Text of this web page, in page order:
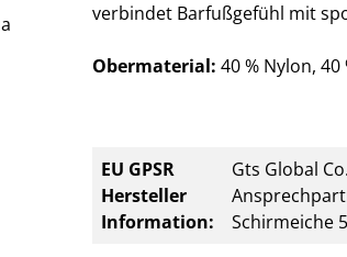
verbindet Barfußgefühl mit
Obermaterial: 40 % Nylon,
EU GPSR
Hersteller
Information:
Gts Global
Schirmeiche